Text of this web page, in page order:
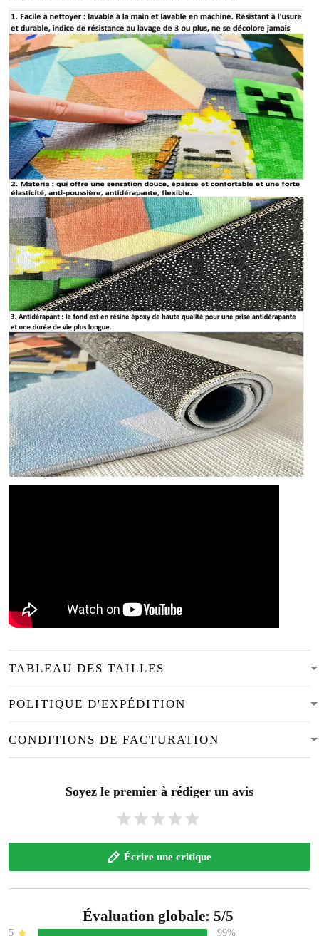
TABLEAU DES TAILLES
POLITIQUE D'EXPÉDITION
CONDITIONS DE FACTURATION
Soyez le premier à rédiger un avis
Écrire une critique
Évaluation globale: 5/5
5 99%